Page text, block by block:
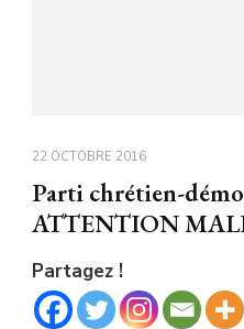
22 OCTOBRE 2016
Parti chrétien-
ATTENTION
Partagez !